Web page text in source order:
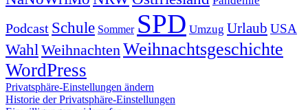
Podcast Schule Sommer SPD Umzug Urlaub USA
Wahl Weihnachten Weihnachtsgeschichte
WordPress
Privatsphäre-Einstellungen ändern
Historie der Privatsphäre-Einstellungen